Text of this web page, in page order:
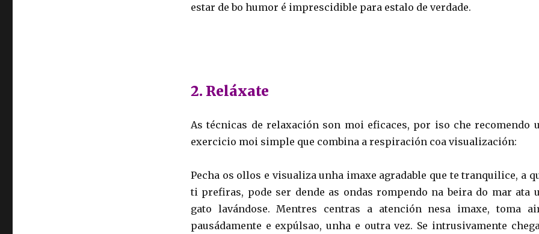
estar de bo humor é imprescidible para estalo de verdade.
2. Reláxate
As técnicas de relaxación son moi eficaces, por iso che recomendo
exercicio moi simple que combina a respiración coa visualización:
Pecha os ollos e visualiza unha imaxe agradable que te tranquilice, a
ti prefiras, pode ser dende as ondas rompendo na beira do mar ata
gato lavándose. Mentres centras a atención nesa imaxe, toma
pausádamente e expúlsao, unha e outra vez. Se intrusivamente